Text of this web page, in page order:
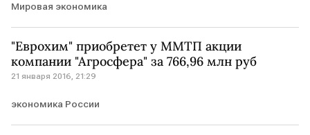
Мировая экономика
"Еврохим" приобретет у ММТП акции
компании "Агросфера" за 766,96 млн руб
21 января 2016, 21:29
экономика России